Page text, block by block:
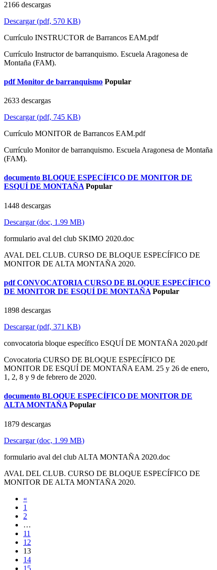
2166 descargas
Descargar(pdf, 570 KB)
Currículo INSTRUCTOR de Barrancos EAM.pdf
Currículo Instructor de barranquismo. Escuela Aragonesa de
Montaña (FAM).
pdf Monitor de barranquismo Popular
2633 descargas
Descargar(pdf, 745 KB)
Currículo MONITOR de Barrancos EAM.pdf
Currículo Monitor de barranquismo. Escuela Aragonesa de Montaña
(FAM).
documento BLOQUE ESPECÍFICO DE MONITOR DE
ESQUÍ DE MONTAÑA Popular
1448 descargas
Descargar(doc, 1.99 MB)
formulario aval del club SKIMO 2020.doc
AVAL DEL CLUB. CURSO DE BLOQUE ESPECÍFICO DE
MONITOR DE ALTA MONTAÑA 2020.
pdf CONVOCATORIA CURSO DE BLOQUE ESPECÍFICO
DE MONITOR DE ESQUÍ DE MONTAÑA Popular
1898 descargas
Descargar(pdf, 371 KB)
convocatoria bloque específico ESQUÍ DE MONTAÑA 2020.pdf
Covocatoria CURSO DE BLOQUE ESPECÍFICO DE
MONITOR DE ESQUÍ DE MONTAÑA EAM. 25 y 26 de enero,
1, 2, 8 y 9 de febrero de 2020.
documento BLOQUE ESPECÍFICO DE MONITOR DE
ALTA MONTAÑA Popular
1879 descargas
Descargar(doc, 1.99 MB)
formulario aval del club ALTA MONTAÑA 2020.doc
AVAL DEL CLUB. CURSO DE BLOQUE ESPECÍFICO DE
MONITOR DE ALTA MONTAÑA 2020.
«
1
2
…
11
12
13
14
15